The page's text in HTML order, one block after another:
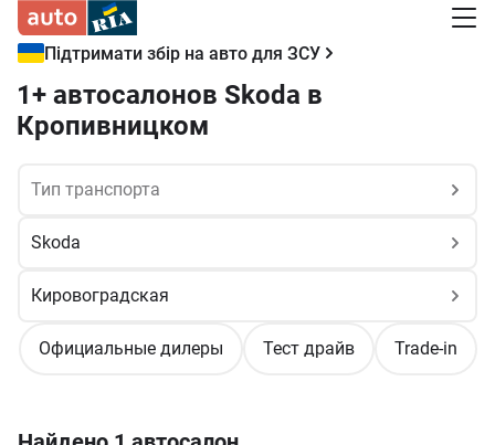
Підтримати збір на авто для ЗСУ
1+ автосалонов Skoda в
Кропивницком
Официальные дилеры Тест драйв Trade-in